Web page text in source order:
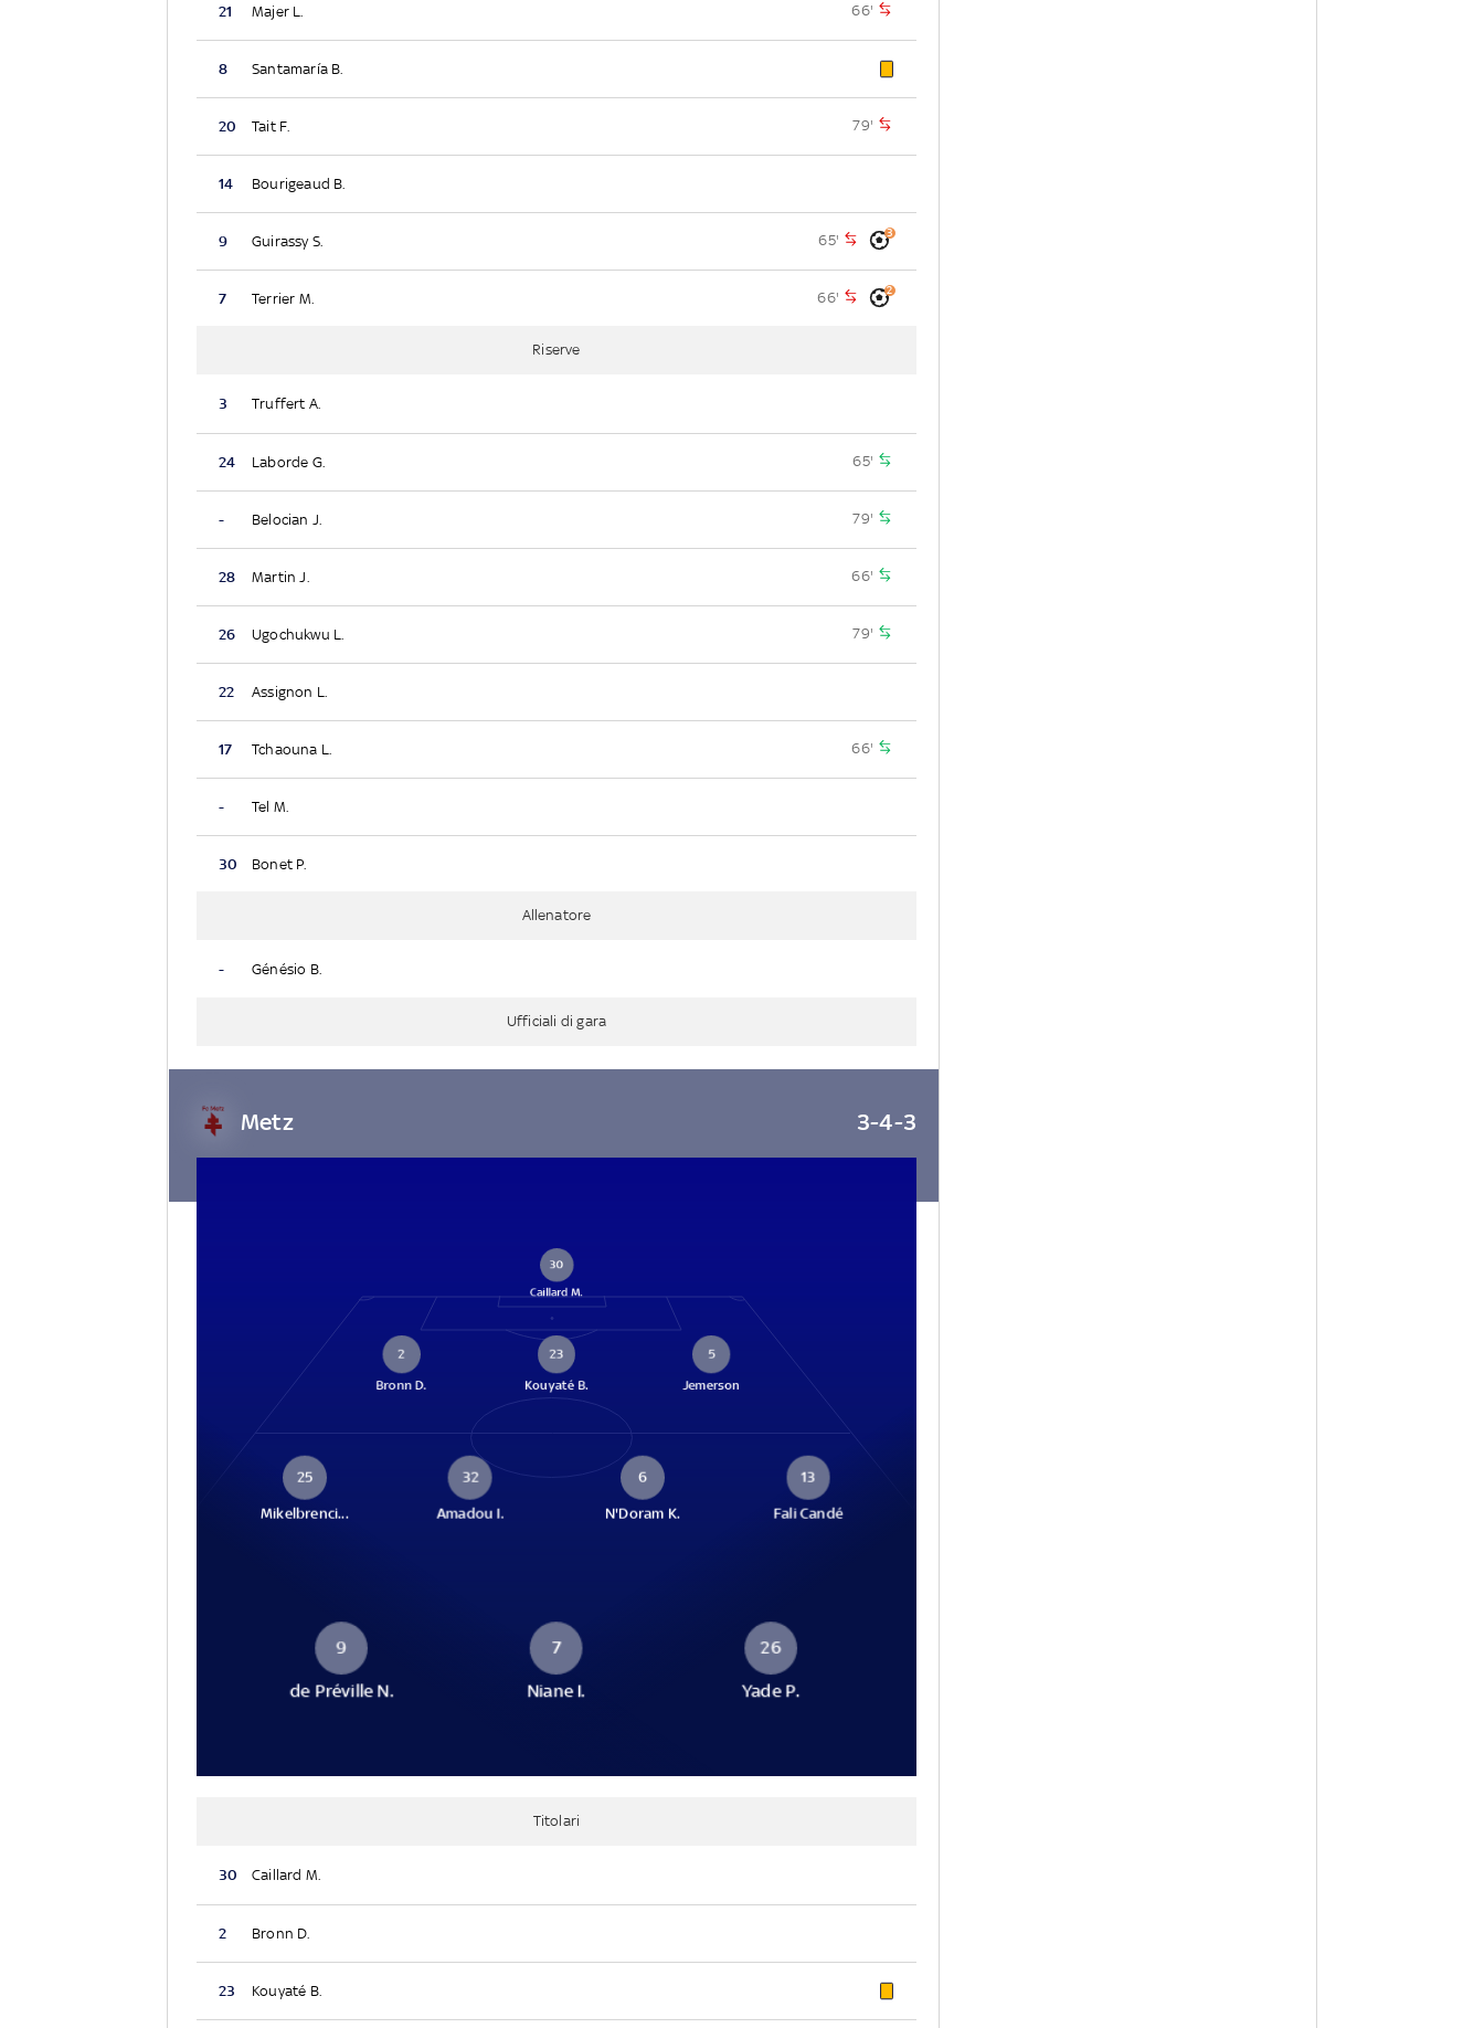
21 Majer L. 66'
8 Santamaría B.
20 Tait F. 79'
14 Bourigeaud B.
9 Guirassy S. 65' 3
7 Terrier M. 66' 2
Riserve
3 Truffert A.
24 Laborde G. 65'
- Belocian J. 79'
28 Martin J. 66'
26 Ugochukwu L. 79'
22 Assignon L.
17 Tchaouna L. 66'
- Tel M.
30 Bonet P.
Allenatore
- Génésio B.
Ufficiali di gara
Metz 3-4-3
30
Caillard M.
2
Bronn D.
23
Kouyaté B.
5
Jemerson
25
Mikelbrenci...
32
Amadou I.
6
N'Doram K.
13
Fali Candé
9
de Préville N.
7
Niane I.
26
Yade P.
Titolari
30 Caillard M.
2 Bronn D.
23 Kouyaté B.